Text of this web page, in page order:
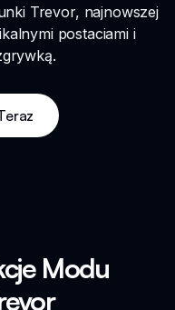
Trevor, najnowszej
postaciami i
Modu